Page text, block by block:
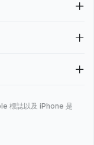
標誌以及 iPhone 是